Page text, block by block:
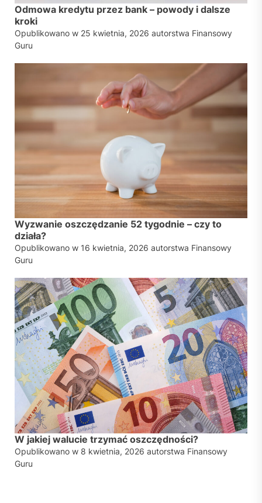
Odmowa kredytu przez bank – powody i dalsze
kroki
Opublikowano w 25 kwietnia, 2026 autorstwa Finansowy
Guru
Wyzwanie oszczędzanie 52 tygodnie – czy to
działa?
Opublikowano w 16 kwietnia, 2026 autorstwa Finansowy
Guru
W jakiej walucie trzymać oszczędności?
Opublikowano w 8 kwietnia, 2026 autorstwa Finansowy
Guru